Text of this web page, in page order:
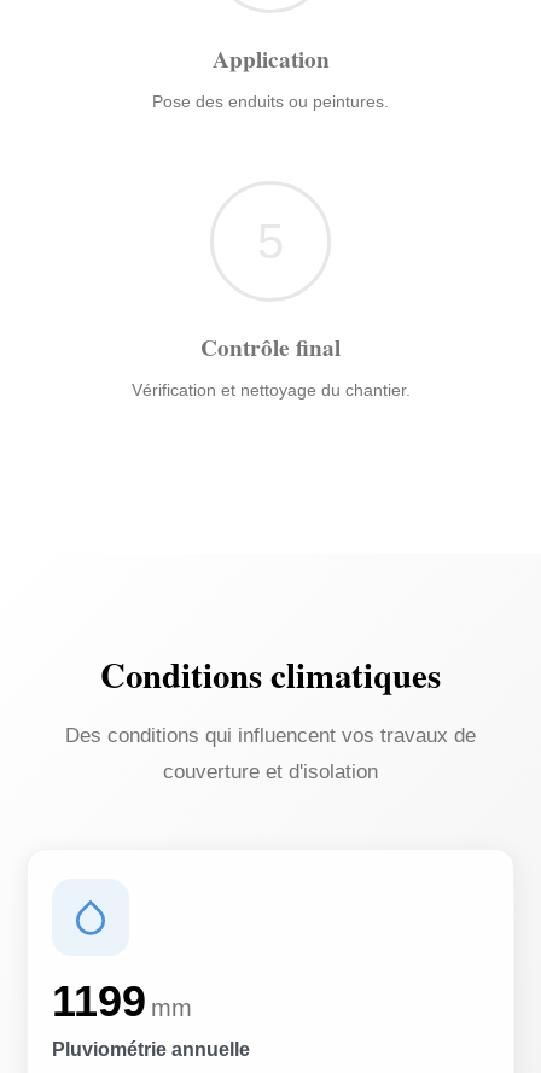
Application
Pose des enduits ou peintures.
5
Contrôle final
Vérification et nettoyage du chantier.
Conditions climatiques
Des conditions qui influencent vos travaux de
couverture et d'isolation
1199 mm
Pluviométrie annuelle